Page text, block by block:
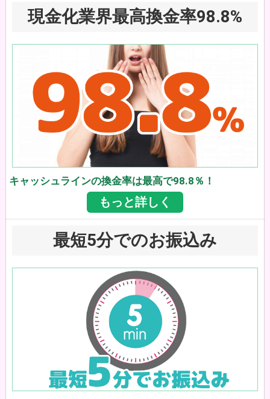
現金化業界最高換金率98.8%
キャッシュラインの換金率は最高で98.8％！
もっと詳しく
最短5分でのお振込み